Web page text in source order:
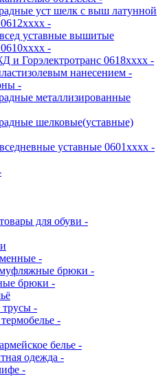
уст шелк с выш латунной
-
уставные вышитые
-
и Горэлектротранс 0618хххх -
нанесением -
-
металлизированные
шелковые(уставные)
уставные 0601хххх -
для обуви -
-
брюки -
брюки -
-
-
белье -
одежда -
-